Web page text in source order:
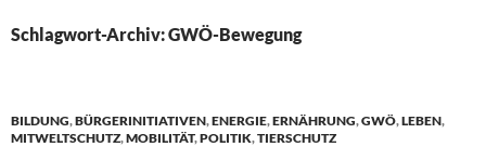
Schlagwort-Archiv: GWÖ-Bewegung
BILDUNG,BÜRGERINITIATIVEN,ENERGIE,ERNÄHRUNG,GWÖ,LEBEN,
MITWELTSCHUTZ,MOBILITÄT,POLITIK,TIERSCHUTZ